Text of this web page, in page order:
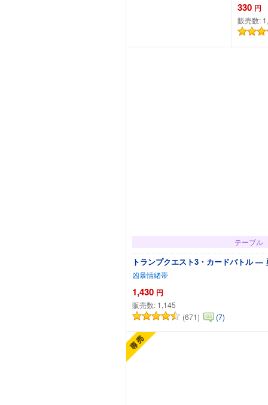
330 円
販売数:
テーブル
トランプクエスト3・カードバトル
凶暴情緒帯
1,430 円
販売数: 1,145
(671)
(7)